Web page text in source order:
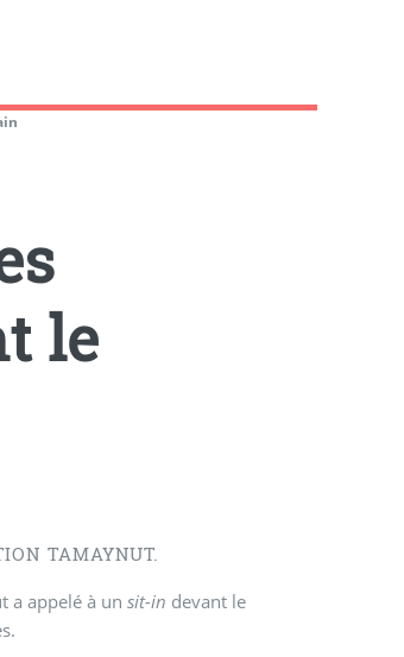
le
TAMAYNUT.
a appelé à unsit-in devant le